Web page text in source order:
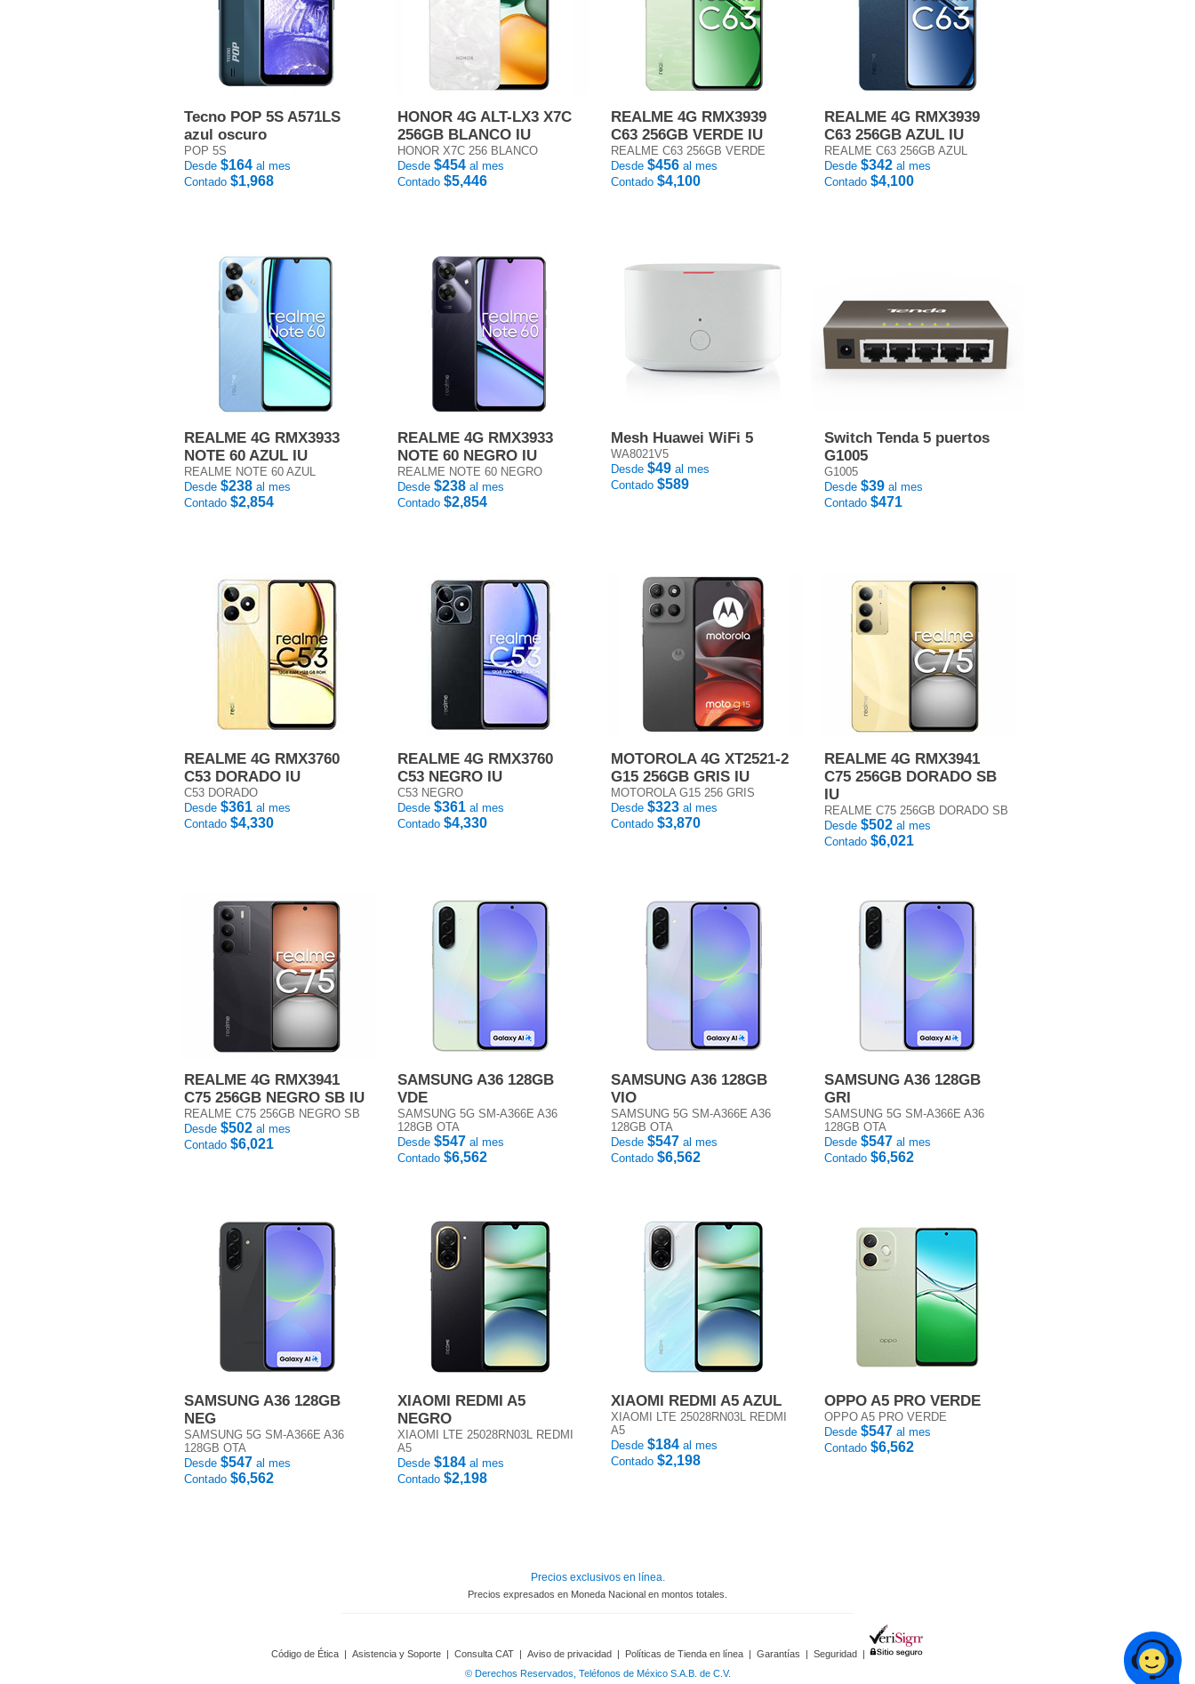
Tecno POP 5S A571LS
azul oscuro
POP 5S
Desde $164 al mes
Contado $1,968
HONOR 4G ALT-LX3 X7C
256GB BLANCO IU
HONOR X7C 256 BLANCO
Desde $454 al mes
Contado $5,446
REALME 4G RMX3939
C63 256GB VERDE IU
REALME C63 256GB VERDE
Desde $456 al mes
Contado $4,100
REALME 4G RMX3939
C63 256GB AZUL IU
REALME C63 256GB AZUL
Desde $342 al mes
Contado $4,100
REALME 4G RMX3933
NOTE 60 AZUL IU
REALME NOTE 60 AZUL
Desde $238 al mes
Contado $2,854
REALME 4G RMX3933
NOTE 60 NEGRO IU
REALME NOTE 60 NEGRO
Desde $238 al mes
Contado $2,854
Mesh Huawei WiFi 5
WA8021V5
Desde $49 al mes
Contado $589
Switch Tenda 5 puertos
G1005
G1005
Desde $39 al mes
Contado $471
REALME 4G RMX3760
C53 DORADO IU
C53 DORADO
Desde $361 al mes
Contado $4,330
REALME 4G RMX3760
C53 NEGRO IU
C53 NEGRO
Desde $361 al mes
Contado $4,330
MOTOROLA 4G XT2521-2
G15 256GB GRIS IU
MOTOROLA G15 256 GRIS
Desde $323 al mes
Contado $3,870
REALME 4G RMX3941
C75 256GB DORADO SB
IU
REALME C75 256GB DORADO SB
Desde $502 al mes
Contado $6,021
REALME 4G RMX3941
C75 256GB NEGRO SB IU
REALME C75 256GB NEGRO SB
Desde $502 al mes
Contado $6,021
SAMSUNG A36 128GB
VDE
SAMSUNG 5G SM-A366E A36
128GB OTA
Desde $547 al mes
Contado $6,562
SAMSUNG A36 128GB
VIO
SAMSUNG 5G SM-A366E A36
128GB OTA
Desde $547 al mes
Contado $6,562
SAMSUNG A36 128GB
GRI
SAMSUNG 5G SM-A366E A36
128GB OTA
Desde $547 al mes
Contado $6,562
SAMSUNG A36 128GB
NEG
SAMSUNG 5G SM-A366E A36
128GB OTA
Desde $547 al mes
Contado $6,562
XIAOMI REDMI A5
NEGRO
XIAOMI LTE 25028RN03L REDMI
A5
Desde $184 al mes
Contado $2,198
XIAOMI REDMI A5 AZUL
XIAOMI LTE 25028RN03L REDMI
A5
Desde $184 al mes
Contado $2,198
OPPO A5 PRO VERDE
OPPO A5 PRO VERDE
Desde $547 al mes
Contado $6,562
Precios exclusivos en línea.
Precios expresados en Moneda Nacional en montos totales.
Código de Ética | Asistencia y Soporte | Consulta CAT | Aviso de privacidad | Políticas de Tienda en línea | Garantías | Seguridad |
© Derechos Reservados, Teléfonos de México S.A.B. de C.V.